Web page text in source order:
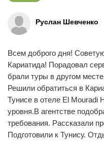
Руслан Шевченко
Всем доброго дня!
Кариатида! Порадовал
брали туры в другом
Решили обратиться в
Тунисе в отеле El Mouradi
уровня.В агентстве
требования. Рассказали
Подготовили к Тунису.